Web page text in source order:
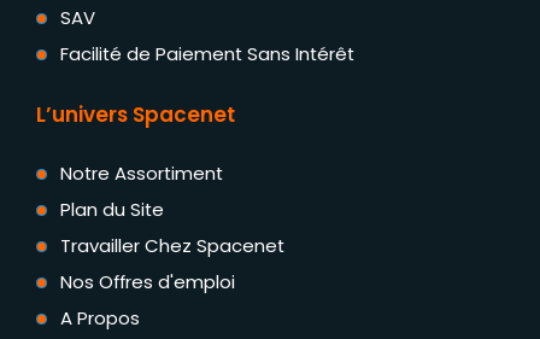
SAV
Facilité de Paiement Sans Intérêt
L’univers Spacenet
Notre Assortiment
Plan du Site
Travailler Chez Spacenet
Nos Offres d'emploi
A Propos